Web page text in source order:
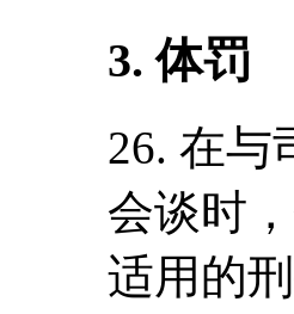
3. 体罚
26. 在与
会谈时
适用的